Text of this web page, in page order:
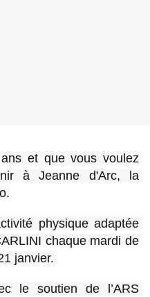
et que vous voulez
à Jeanne d'Arc, la
physique adaptée
chaque mardi de
janvier.
le soutien de l’ARS